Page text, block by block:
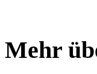
Mehr